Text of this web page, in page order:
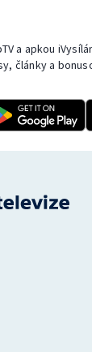
a apkou
články a